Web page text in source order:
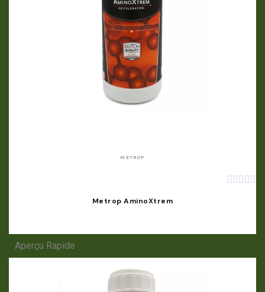
METROP
    
Metrop AminoXtrem
Aperçu Rapide